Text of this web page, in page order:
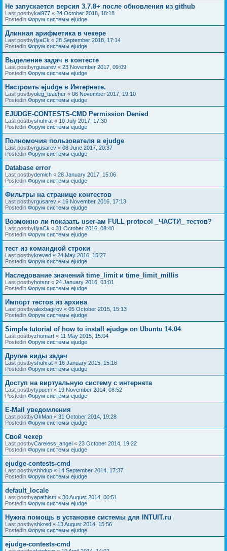
Не запускается версия 3.7.8+ после обновления из github
Last postbykai977 « 24 October 2018, 18:18
Postedin Форум системы ejudge
Длинная арифметика в чекере
Last postbyIlyaCk « 28 September 2018, 17:14
Postedin Форум системы ejudge
Выделение задач в контесте
Last postbyrgusarev « 23 November 2017, 09:09
Postedin Форум системы ejudge
Настроить ejudge в Интернете.
Last postbyoleg_teacher « 06 November 2017, 19:10
Postedin Форум системы ejudge
EJUDGE-CONTESTS-CMD Permission Denied
Last postbyshuhrat « 10 July 2017, 17:30
Postedin Форум системы ejudge
Полномочия пользователя в ejudge
Last postbyrgusarev « 08 June 2017, 20:37
Postedin Форум системы ejudge
Database error
Last postbydemich « 28 January 2017, 15:06
Postedin Форум системы ejudge
Фильтры на странице контестов
Last postbyrgusarev « 16 November 2016, 17:13
Postedin Форум системы ejudge
Возможно ли показать user-ам FULL protocol _ЧАСТИ_ тестов?
Last postbyIlyaCk « 31 October 2016, 08:40
Postedin Форум системы ejudge
тест из командной строки
Last postbykreved « 24 May 2016, 15:27
Postedin Форум системы ejudge
Наследование значений time_limit и time_limit_millis
Last postbyhotsnr « 24 January 2016, 03:01
Postedin Форум системы ejudge
Импорт тестов из архива
Last postbyalexbagirov « 05 October 2015, 15:13
Postedin Форум системы ejudge
Simple tutorial of how to install ejudge on Ubuntu 14.04
Last postbyzhomart « 11 May 2015, 15:04
Postedin Форум системы ejudge
Другие виды задач
Last postbyshuhrat « 16 January 2015, 15:16
Postedin Форум системы ejudge
Доступ на виртуальную систему с интернета
Last postbytypucm « 19 November 2014, 08:52
Postedin Форум системы ejudge
E-Mail уведомления
Last postbyOkMan « 31 October 2014, 19:28
Postedin Форум системы ejudge
Свой чекер
Last postbyCareless_angel « 23 October 2014, 19:22
Postedin Форум системы ejudge
ejudge-contests-cmd
Last postbyshhdup « 14 September 2014, 17:37
Postedin Форум системы ejudge
default_locale
Last postbyapathism « 30 August 2014, 00:51
Postedin Форум системы ejudge
Нужна помощь в установке системы для INTUIT.ru
Last postbyshkred « 13 August 2014, 15:56
Postedin Форум системы ejudge
ejudge-contests-cmd